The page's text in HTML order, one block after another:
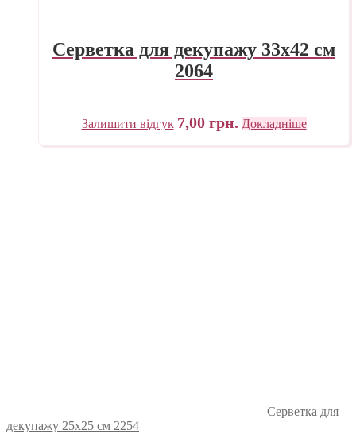
Серветка для декупажу 33х42 см
2064
Залишити відгук 7,00 грн. Докладніше
Серветка для
декупажу 25х25 см 2254